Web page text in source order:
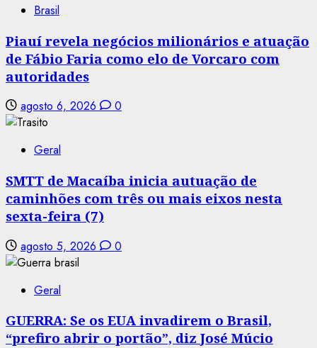
Brasil
Piauí revela negócios milionários e atuação
de Fábio Faria como elo de Vorcaro com
autoridades
agosto 6, 2026 0
Geral
SMTT de Macaíba inicia autuação de
caminhões com três ou mais eixos nesta
sexta-feira (7)
agosto 5, 2026 0
Geral
GUERRA: Se os EUA invadirem o Brasil,
“prefiro abrir o portão”, diz José Múcio